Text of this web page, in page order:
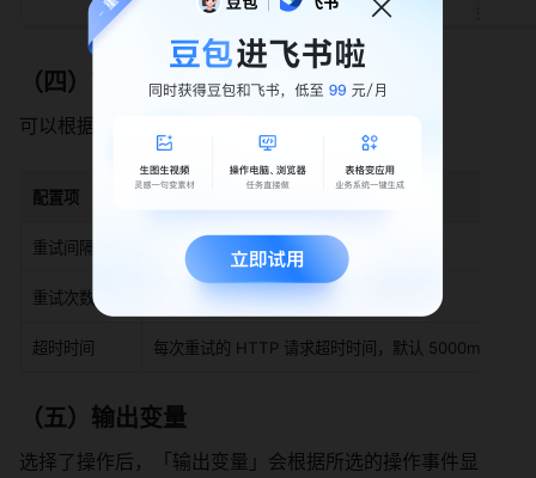
如何获
（四）高级配置
可以根据需要，设置操作执行失败时的重试策略：
配置项
重试间隔 每次重试之间的间隔时间，默认 5000 ms
重试次数 失败后的自动重试次数，默认 0 次
超时时间 每次重试的 HTTP 请求超时时间，默认 5000ms
（五） 输出变量
选择了操作后，「输出变量」会根据所选的操作事件显